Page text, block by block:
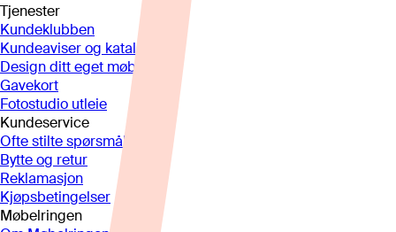
Tjenester
Kundeklubben
Kundeaviser og kataloger
Design ditt eget møbel
Gavekort
Fotostudio utleie
Kundeservice
Ofte stilte spørsmål
Bytte og retur
Reklamasjon
Kjøpsbetingelser
Møbelringen